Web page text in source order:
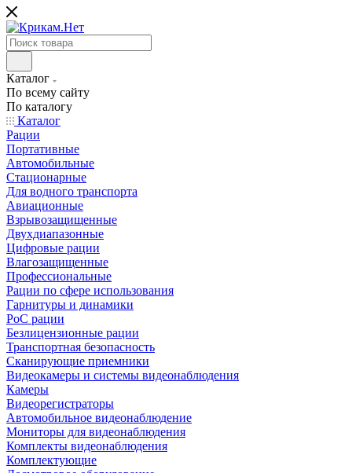
Каталог
По всему сайту
По каталогу
Каталог
Рации
Портативные
Автомобильные
Стационарные
Для водного транспорта
Авиационные
Взрывозащищенные
Двухдиапазонные
Цифровые рации
Влагозащищенные
Профессиональные
Рации по сфере использования
Гарнитуры и динамики
PoC рации
Безлицензионные рации
Транспортная безопасность
Сканирующие приемники
Видеокамеры и системы видеонаблюдения
Камеры
Видеорегистраторы
Автомобильное видеонаблюдение
Мониторы для видеонаблюдения
Комплекты видеонаблюдения
Комплектующие